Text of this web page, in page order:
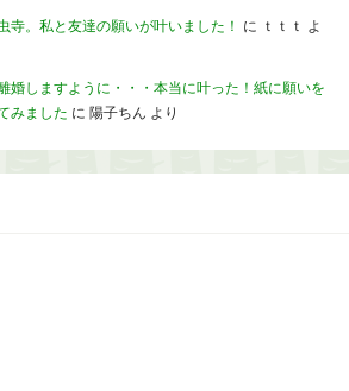
寺。私と友達の願いが叶いました！ に ｔｔｔ よ
婚しますように・・・本当に叶った！紙に願いを
みました に 陽子ちん より